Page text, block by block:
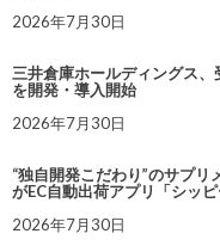
2026年7月30日
三井倉庫ホールディングス、
を開発・導入開始
2026年7月30日
“独自開発こだわり”のサプリ
がEC自動出荷アプリ「シッ
2026年7月30日